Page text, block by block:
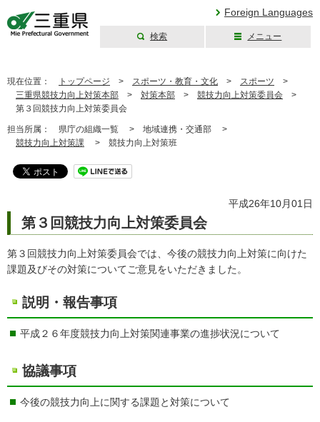
Foreign Languages
検索 メニュー
現在位置： トップページ > スポーツ・教育・文化 > スポーツ >
三重県競技力向上対策本部 > 対策本部 > 競技力向上対策委員会 >
第３回競技力向上対策委員会
担当所属： 県庁の組織一覧 > 地域連携・交通部 >
競技力向上対策課 > 競技力向上対策班
平成26年10月01日
第３回競技力向上対策委員会
第３回競技力向上対策委員会では、今後の競技力向上対策に向けた
課題及びその対策についてご意見をいただきました。
説明・報告事項
平成２６年度競技力向上対策関連事業の進捗状況について
協議事項
今後の競技力向上に関する課題と対策について